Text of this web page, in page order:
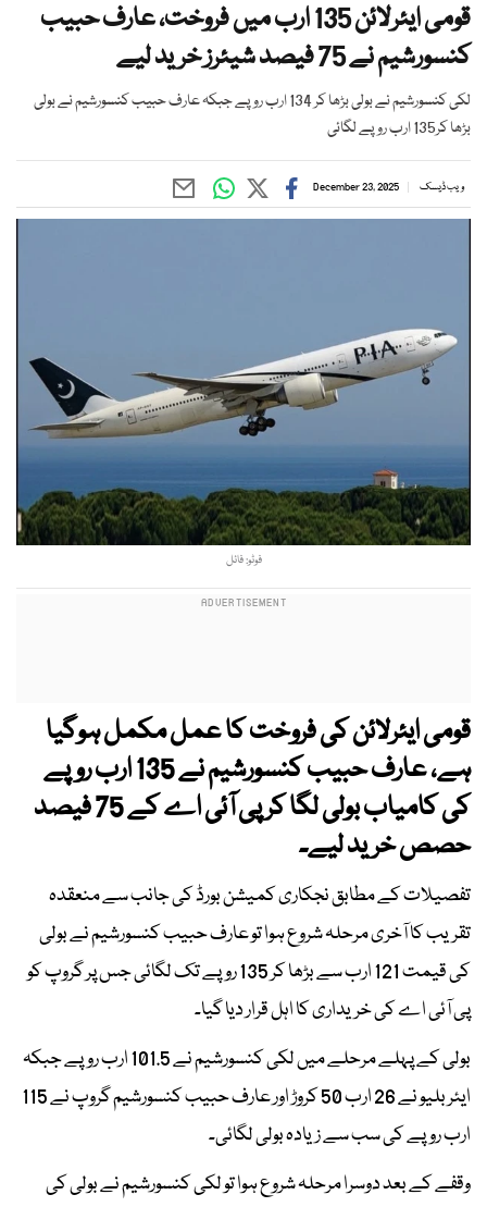
قومی ایئرلائن 135 ارب میں فروخت، عارف حبیب
کنسورشیم نے 75 فیصد شیئرز خرید لیے
لکی کنسورشیم نے بولی بڑھا کر 134 ارب روپے جبکہ عارف حبیب کنسورشیم نے بولی
بڑھا کر135 ارب روپے لگائی
ویب ڈیسک December 23, 2025
فوٹو: فائل
قومی ایئرلائن کی فروخت کا عمل مکمل ہوگیا
ہے، عارف حبیب کنسورشیم نے 135 ارب روپے
کی کامیاب بولی لگا کر پی آئی اے کے 75 فیصد
حصص خرید لیے۔
تفصیلات کے مطابق نجکاری کمیشن بورڈ کی جانب سے منعقدہ
تقریب کا آخری مرحلہ شروع ہوا تو عارف حبیب کنسورشیم نے بولی
کی قیمت 121 ارب سے بڑھا کر 135 روپے تک لگائی جس پر گروپ کو
پی آئی اے کی خریداری کا اہل قرار دیا گیا۔
بولی کے پہلے مرحلے میں لکی کنسورشیم نے 101.5 ارب روپے جبکہ
ایئربلیو نے 26 ارب 50 کروڑ اور عارف حبیب کنسورشیم گروپ نے 115
ارب روپے کی سب سے زیادہ بولی لگائی۔
وقفے کے بعد دوسرا مرحلہ شروع ہوا تو لکی کنسورشیم نے بولی کی